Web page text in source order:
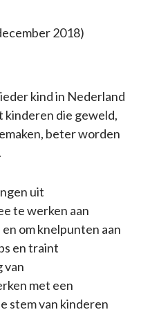
2018)
kind in Nederland
kinderen die geweld,
beter worden
uit
te werken aan
om knelpunten aan
en traint
van
met een
stem van kinderen